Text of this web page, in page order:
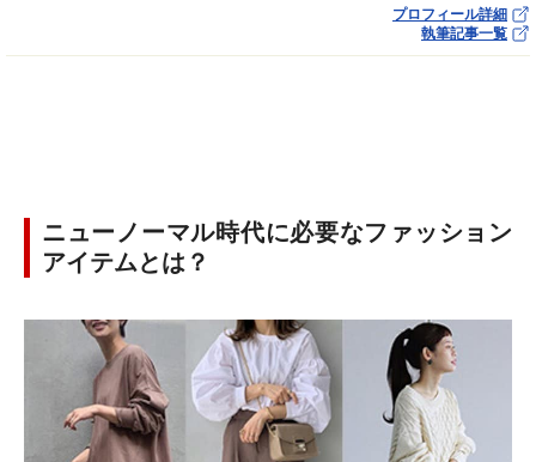
プロフィール詳細
執筆記事一覧
ニューノーマル時代に必要なファッション
アイテムとは？